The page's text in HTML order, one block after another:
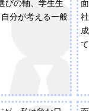
びの軸、学生生
分が考える一般